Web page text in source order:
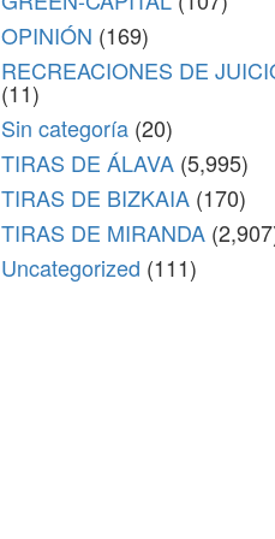
OPINIÓN (169)
RECREACIONES DE
(11)
Sin categoría (20)
TIRAS DE ÁLAVA (5,995)
TIRAS DE BIZKAIA (170)
TIRAS DE MIRANDA
Uncategorized (111)